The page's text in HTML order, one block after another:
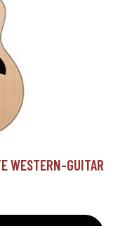
WESTERN-GUITAR